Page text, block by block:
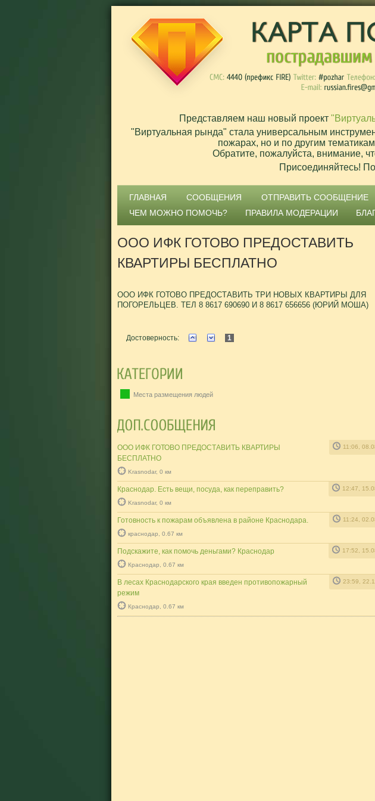
Представляем наш новый проект
"Виртуальная рында" стала универсальным
пожарах, но и по другим
Обратите, пожалуйста, внимание,
Присоединяйтесь!
ГЛАВНАЯ СООБЩЕНИЯ ОТПРАВИТЬ СООБЩЕНИЕ
ЧЕМ МОЖНО ПОМОЧЬ?
ПРАВИЛА МОДЕРАЦИИ
ООО ИФК ГОТОВО ПРЕДОСТАВИТЬ
КВАРТИРЫ БЕСПЛАТНО
ООО ИФК ГОТОВО ПРЕДОСТАВИТЬ ТРИ НОВЫХ КВАРТИРЫ ДЛЯ
ПОГОРЕЛЬЦЕВ. ТЕЛ 8 8617 690690 И 8 8617 656656 (ЮРИЙ МОША)
Достоверность: 1
Места размещения людей
ООО ИФК ГОТОВО ПРЕДОСТАВИТЬ КВАРТИРЫ
БЕСПЛАТНО
11:06,
Krasnodar, 0 км
Краснодар. Есть вещи, посуда, как переправить? 12:47,
Krasnodar, 0 км
Готовность к пожарам объявлена в районе Краснодара. 11:24,
краснодар, 0.67 км
Подскажите, как помочь деньгами? Краснодар 17:52,
Краснодар, 0.67 км
В лесах Краснодарского края введен противопожарный
режим
23:59,
Краснодар, 0.67 км